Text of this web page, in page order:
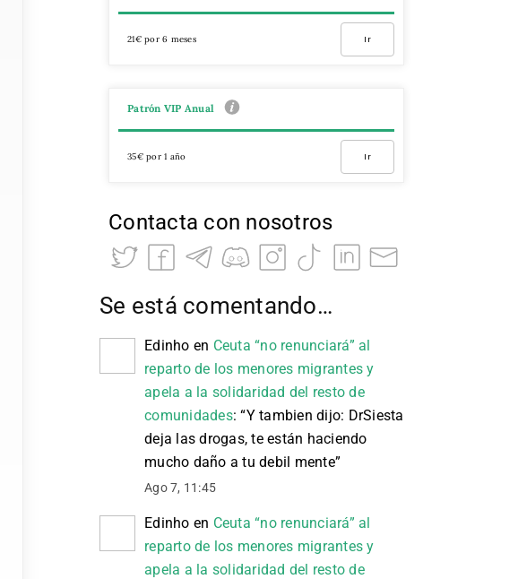
21€ por 6 meses Ir
Patrón VIP Anual
35€ por 1 año Ir
Contacta con nosotros
Se está comentando…
Edinho en Ceuta “no renunciará” al
reparto de los menores migrantes y
apela a la solidaridad del resto de
comunidades: “Y tambien dijo: DrSiesta
deja las drogas, te están haciendo
mucho daño a tu debil mente”
Ago 7, 11:45
Edinho en Ceuta “no renunciará” al
reparto de los menores migrantes y
apela a la solidaridad del resto de